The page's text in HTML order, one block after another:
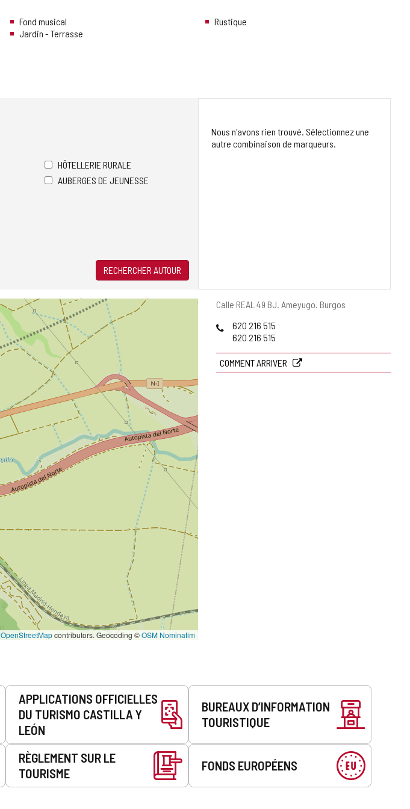
Fond musical
Jardin - Terrasse
Rustique
Adresse
Calle REAL 49 BJ. Ameyugo. Burgos
Téléphones
620 216 515
620 216 515
COMMENT ARRIVER
HÔTELLERIE RURALE
AUBERGES DE JEUNESSE
RECHERCHER AUTOUR
Nous n'avons rien trouvé. Sélectionnez une
autre combinaison de marqueurs.
OpenStreetMapcontributors. Geocoding ©OSM Nominatim
APPLICATIONS OFFICIELLES
DU TURISMO CASTILLA Y
LEÓN
BUREAUX D’INFORMATION
TOURISTIQUE
RÈGLEMENT SUR LE
TOURISME
FONDS EUROPÉENS